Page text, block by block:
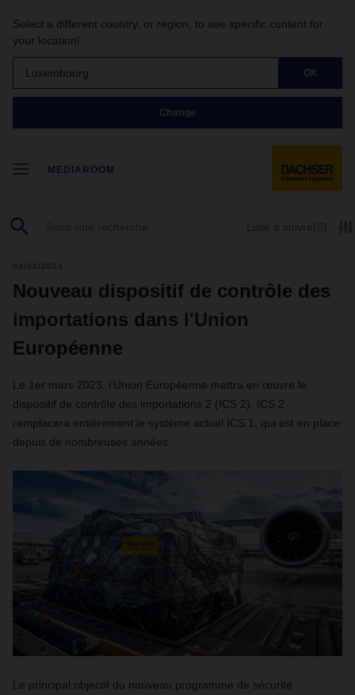
Select a different country, or region, to see specific content for
your location!
Luxembourg OK
Change
MEDIAROOM
Liste à suivre(0)
03/02/2023
Nouveau dispositif de contrôle des
importations dans l'Union
Européenne
Le 1er mars 2023, l'Union Européenne mettra en œuvre le
dispositif de contrôle des importations 2 (ICS 2). ICS 2
remplacera entièrement le système actuel ICS 1, qui est en place
depuis de nombreuses années.
Le principal objectif du nouveau programme de sécurité